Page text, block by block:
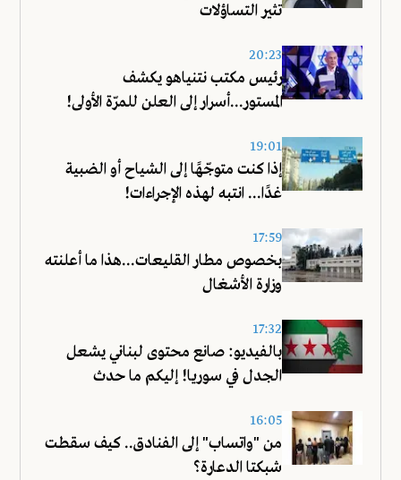
تثير التساؤلات
20:23
رئيس مكتب نتنياهو يكشف
المستور...أسرار إلى العلن للمرّة الأولى!
19:01
إذا كنت متوجّهًا إلى الشياح أو الضبية
غدًا... انتبه لهذه الإجراءات!
17:59
بخصوص مطار القليعات...هذا ما أعلنته
وزارة الأشغال
17:32
بالفيديو: صانع محتوى لبناني يشعل
الجدل في سوريا! إليكم ما حدث
16:05
من "واتساب" إلى الفنادق.. كيف سقطت
شبكتا الدعارة؟